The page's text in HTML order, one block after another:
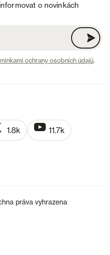
o novinkách
ochrany osobních údajů.
1.8k 11.7k
práva vyhrazena